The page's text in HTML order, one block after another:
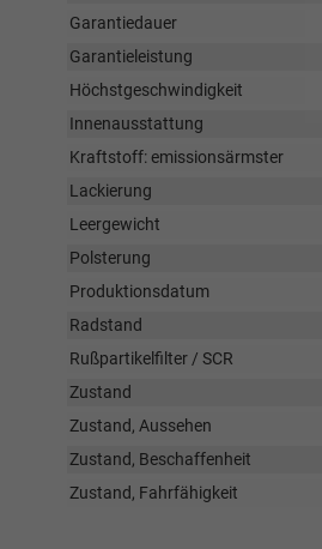
Garantiedauer
Garantieleistung
Höchstgeschwindigkeit
Innenausstattung
Kraftstoff: emissionsärmster
Lackierung
Leergewicht
Polsterung
Produktionsdatum
Radstand
Rußpartikelfilter / SCR
Zustand
Zustand, Aussehen
Zustand, Beschaffenheit
Zustand, Fahrfähigkeit